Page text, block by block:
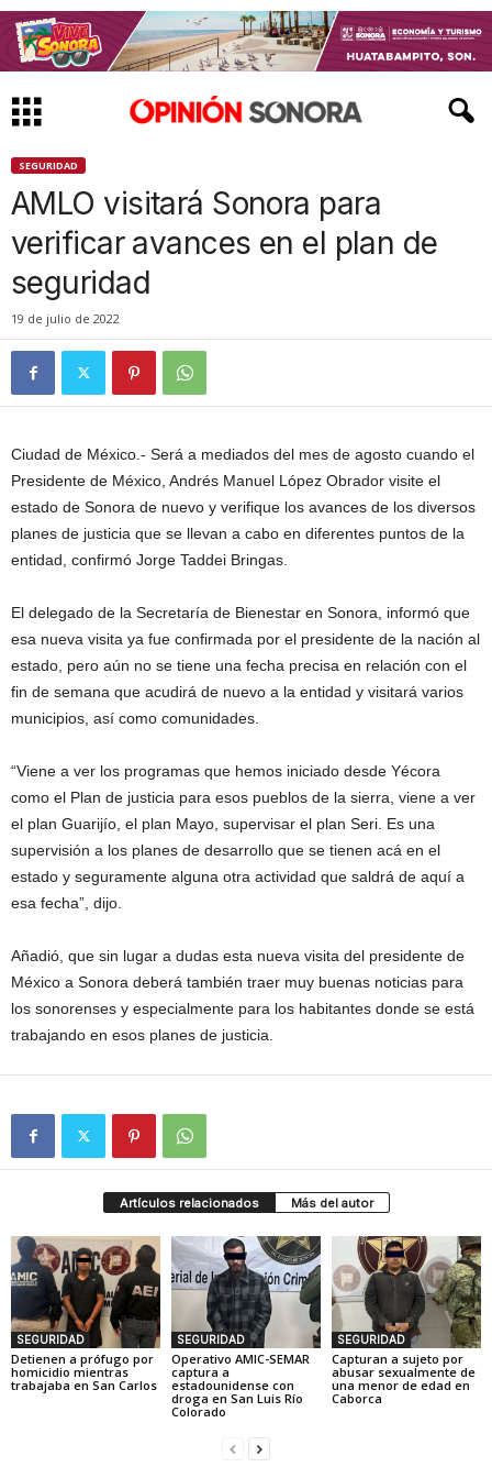
SEGURIDAD
AMLO visitará Sonora para
verificar avances en el plan de
seguridad
19 de julio de 2022
Ciudad de México.- Será a mediados del mes de agosto cuando el
Presidente de México, Andrés Manuel López Obrador visite el
estado de Sonora de nuevo y verifique los avances de los diversos
planes de justicia que se llevan a cabo en diferentes puntos de la
entidad, confirmó Jorge Taddei Bringas.
El delegado de la Secretaría de Bienestar en Sonora, informó que
esa nueva visita ya fue confirmada por el presidente de la nación al
estado, pero aún no se tiene una fecha precisa en relación con el
fin de semana que acudirá de nuevo a la entidad y visitará varios
municipios, así como comunidades.
“Viene a ver los programas que hemos iniciado desde Yécora
como el Plan de justicia para esos pueblos de la sierra, viene a ver
el plan Guarijío, el plan Mayo, supervisar el plan Seri. Es una
supervisión a los planes de desarrollo que se tienen acá en el
estado y seguramente alguna otra actividad que saldrá de aquí a
esa fecha”, dijo.
Añadió, que sin lugar a dudas esta nueva visita del presidente de
México a Sonora deberá también traer muy buenas noticias para
los sonorenses y especialmente para los habitantes donde se está
trabajando en esos planes de justicia.
Artículos relacionados Más del autor
SEGURIDAD
Detienen a prófugo por
homicidio mientras
trabajaba en San Carlos
SEGURIDAD
Operativo AMIC-SEMAR
captura a
estadounidense con
droga en San Luis Río
Colorado
SEGURIDAD
Capturan a sujeto por
abusar sexualmente de
una menor de edad en
Caborca